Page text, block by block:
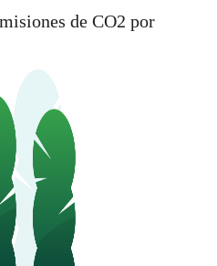
de CO2 por